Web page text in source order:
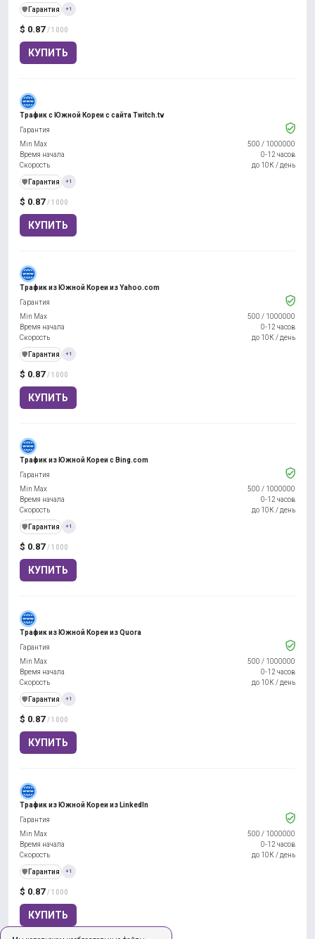
$ 0.87 / 1000
КУПИТЬ
️🛡️ Гарантия +1
Трафик с Южной Кореи с сайта Twitch.tv
$ 0.87 / 1000
КУПИТЬ
Гарантия
Min Max
500 / 1000000
Время начала
0-12 часов
Скорость
до 10К / день
️🛡️ Гарантия +1
Трафик из Южной Кореи из Yahoo.com
$ 0.87 / 1000
КУПИТЬ
Гарантия
Min Max
500 / 1000000
Время начала
0-12 часов
Скорость
до 10К / день
️🛡️ Гарантия +1
Трафик из Южной Кореи с Bing.com
$ 0.87 / 1000
КУПИТЬ
Гарантия
Min Max
500 / 1000000
Время начала
0-12 часов
Скорость
до 10К / день
️🛡️ Гарантия +1
Трафик из Южной Кореи из Quora
$ 0.87 / 1000
КУПИТЬ
Гарантия
Min Max
500 / 1000000
Время начала
0-12 часов
Скорость
до 10К / день
️🛡️ Гарантия +1
Трафик из Южной Кореи из LinkedIn
$ 0.87 / 1000
КУПИТЬ
Гарантия
Min Max
500 / 1000000
Время начала
0-12 часов
Скорость
до 10К / день
️🛡️ Гарантия +1